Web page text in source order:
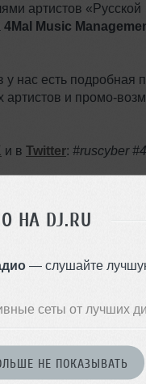
НА DJ.RU
— слушайте
сеты от лучших
НЕ ПОКАЗЫВАТЬ
артистов «Русской
4Mal Music
нас есть подробная
артистов и промо-
и в Twitter: #ruscyber
предложить
напрямуюЕвгению
сетях: